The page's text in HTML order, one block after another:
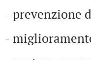
- prevenzione
-